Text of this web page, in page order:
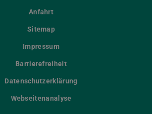
Anfahrt
Sitemap
Impressum
Barrierefreiheit
Datenschutzerklärung
Webseitenanalyse